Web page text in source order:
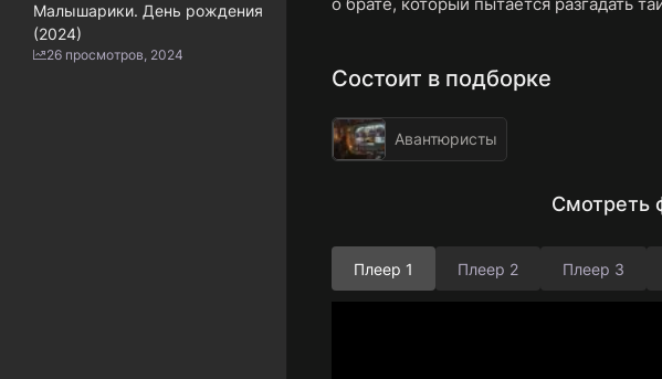
Состоит в подборке
Авантюристы
Смотреть
Плеер 1 Плеер 2 Плеер 3
Малышарики. День рождения
(2024)
26 просмотров, 2024